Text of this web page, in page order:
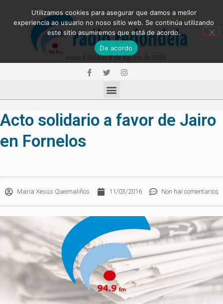
Acto solidario a favor de Jairo
en Fornelos
Maria Xesús Queimaliños 11/03/2016 Non hai comentarios
Utilizamos cookies para asegurar que damos a mellor
experiencia ao usuario no noso sitio web. Se continúa utilizando
este sitio asumiremos que está de acordo.
De acordo